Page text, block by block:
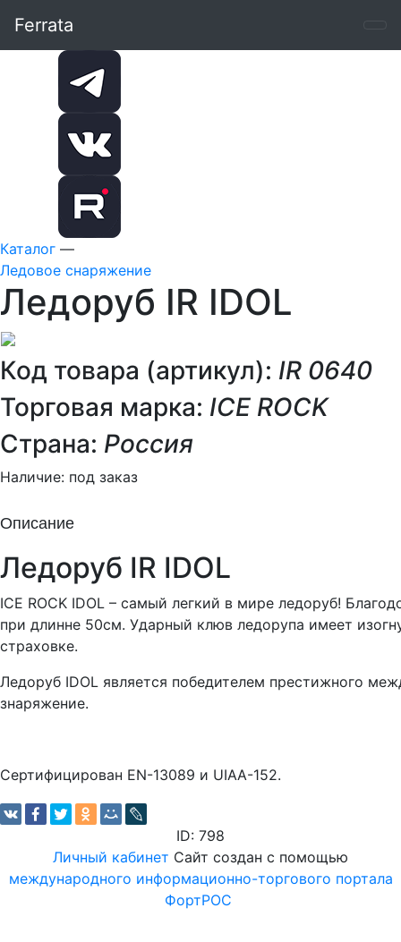
Ferrata
Каталог —
Ледовое снаряжение
Ледоруб IR IDOL
Код товара (артикул): IR 0640
Торговая марка: ICE ROCK
Страна: Россия
Наличие: под заказ
Описание
Ледоруб IR IDOL
ICE ROCK IDOL – самый легкий в мире ледоруб!
при длинне 50см. Ударный клюв ледорупа имеет
страховке.
Ледоруб IDOL является победителем престижного
знаряжение.
Сертифицирован EN-13089 и UIAA-152.
ID: 798
Личный кабинет Сайт создан с помощью
международного информационно-торгового портала
ФортРОС